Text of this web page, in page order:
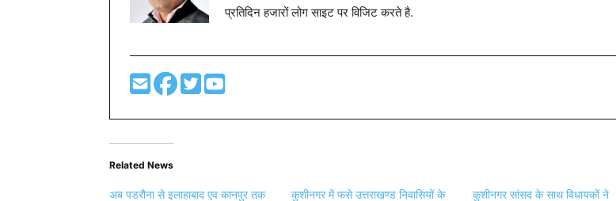
प्रतिदिन हजारों लोग साइट पर विजिट करते है.
Related News
अब पडरौना से इलाहाबाद एव कानपुर तक
कुशीनगर में फसे उत्तराखण्ड निवासियों के
कुशीनगर सांसद के साथ विधायकों ने